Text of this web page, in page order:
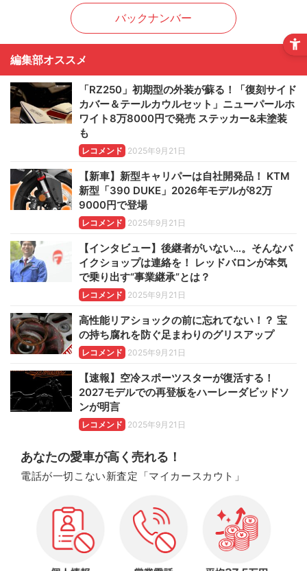
バックナンバー
編集部オススメ
「RZ250」初期型の外装が蘇る！「復刻サイド
カバー＆テールカウルセット」ニューパールホ
ワイト8万8000円で発売 ステッカー&未塗装
も
レコメンド 2025年9月21日
【新車】新型キャリパーは自社開発品！ KTM
新型「390 DUKE」2026年モデルが82万
9000円で登場
レコメンド 2025年9月21日
【インタビュー】後継者がいない…。そんなバ
イクショップは連絡を！ レッドバロンが本気
で乗り出す“事業継承”とは？
レコメンド 2025年9月21日
高性能リアショックの前に忘れてない！？ 宝
の持ち腐れを防ぐ足まわりのグリスアップ
レコメンド 2025年9月21日
【速報】空冷スポーツスターが復活する！
2027モデルでの再登板をハーレーダビッドソ
ンが明言
レコメンド 2025年9月21日
あなたの愛車が高く売れる！
電話が一切こない新査定「マイカースカウト」